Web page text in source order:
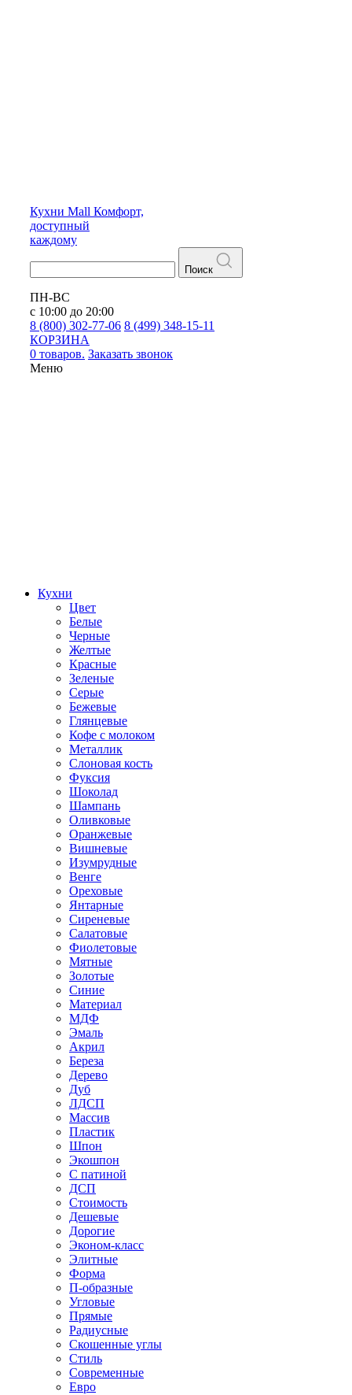
Кухни Mall Комфорт,
доступный
каждому
Поиск
ПН-ВС
с 10:00 до 20:00
8 (800) 302-77-06 8 (499) 348-15-11
КОРЗИНА
0 товаров. Заказать звонок
Меню
Кухни
Цвет
Белые
Черные
Желтые
Красные
Зеленые
Серые
Бежевые
Глянцевые
Кофе с молоком
Металлик
Слоновая кость
Фуксия
Шоколад
Шампань
Оливковые
Оранжевые
Вишневые
Изумрудные
Венге
Ореховые
Янтарные
Сиреневые
Салатовые
Фиолетовые
Мятные
Золотые
Синие
Материал
МДФ
Эмаль
Акрил
Береза
Дерево
Дуб
ЛДСП
Массив
Пластик
Шпон
Экошпон
С патиной
ДСП
Стоимость
Дешевые
Дорогие
Эконом-класс
Элитные
Форма
П-образные
Угловые
Прямые
Радиусные
Скошенные углы
Стиль
Современные
Евро